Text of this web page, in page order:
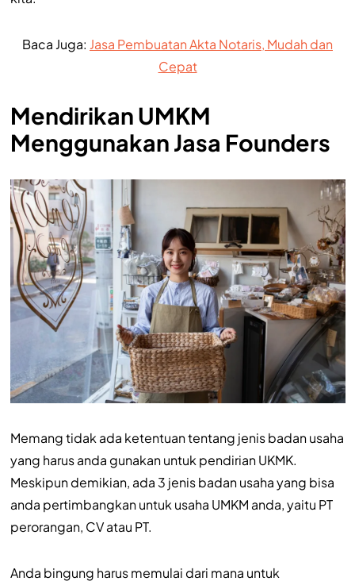
Baca Juga: Jasa Pembuatan Akta Notaris, Mudah dan
Cepat
Mendirikan UMKM
Menggunakan Jasa Founders
Memang tidak ada ketentuan tentang jenis badan usaha
yang harus anda gunakan untuk pendirian UKMK.
Meskipun demikian, ada 3 jenis badan usaha yang bisa
anda pertimbangkan untuk usaha UMKM anda, yaitu PT
perorangan, CV atau PT.
Anda bingung harus memulai dari mana untuk